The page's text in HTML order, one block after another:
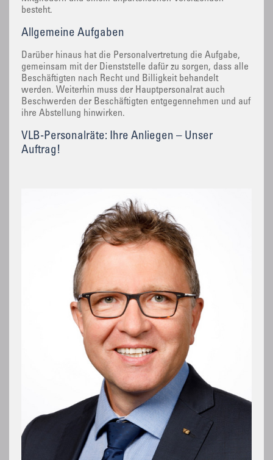
besteht.
Allgemeine Aufgaben
Darüber hinaus hat die Personalvertretung die Aufgabe,
gemeinsam mit der Dienststelle dafür zu sorgen, dass alle
Beschäftigten nach Recht und Billigkeit behandelt
werden. Weiterhin muss der Hauptpersonalrat auch
Beschwerden der Beschäftigten entgegennehmen und auf
ihre Abstellung hinwirken.
VLB-Personalräte: Ihre Anliegen – Unser
Auftrag!